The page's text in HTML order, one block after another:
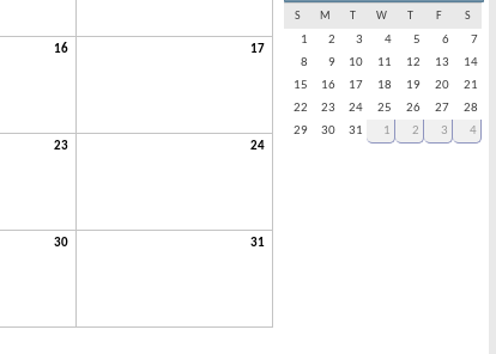
16 17
23 24
30 31
S M W F S
1 2 3 4 5 6
7
8
9 10 11 12 13
14
15
16 17 18 19 20
21
22
23 24 25 26 27
28
29
30 31 1 2 3 4